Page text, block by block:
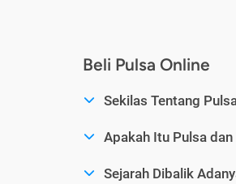
Beli Pulsa Online
Sekilas Tentang
Apakah Itu Pulsa dan
Sejarah Dibalik